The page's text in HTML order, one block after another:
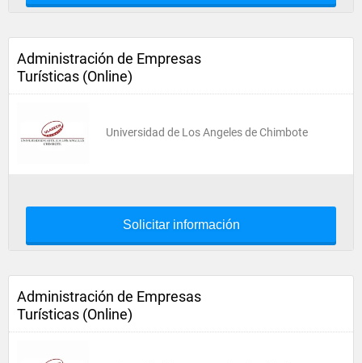
Administración de Empresas
Turísticas (Online)
Universidad de Los Angeles de Chimbote
Solicitar información
Administración de Empresas
Turísticas (Online)